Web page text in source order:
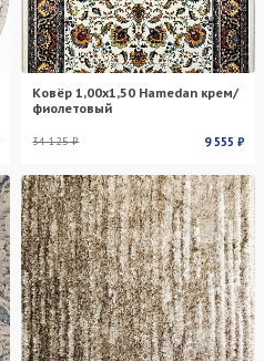
Ковёр 1,00х1,50 Hamedan крем/
фиолетовый
34 125 ₽ 9 555 ₽